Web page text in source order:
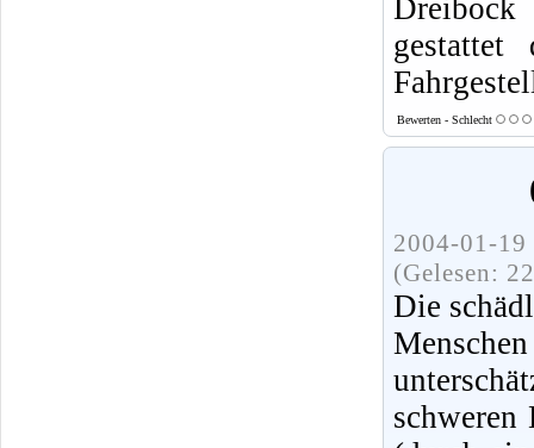
Dreibock
Bewerten - Schlecht
2004-01-
(Gelesen:
Die